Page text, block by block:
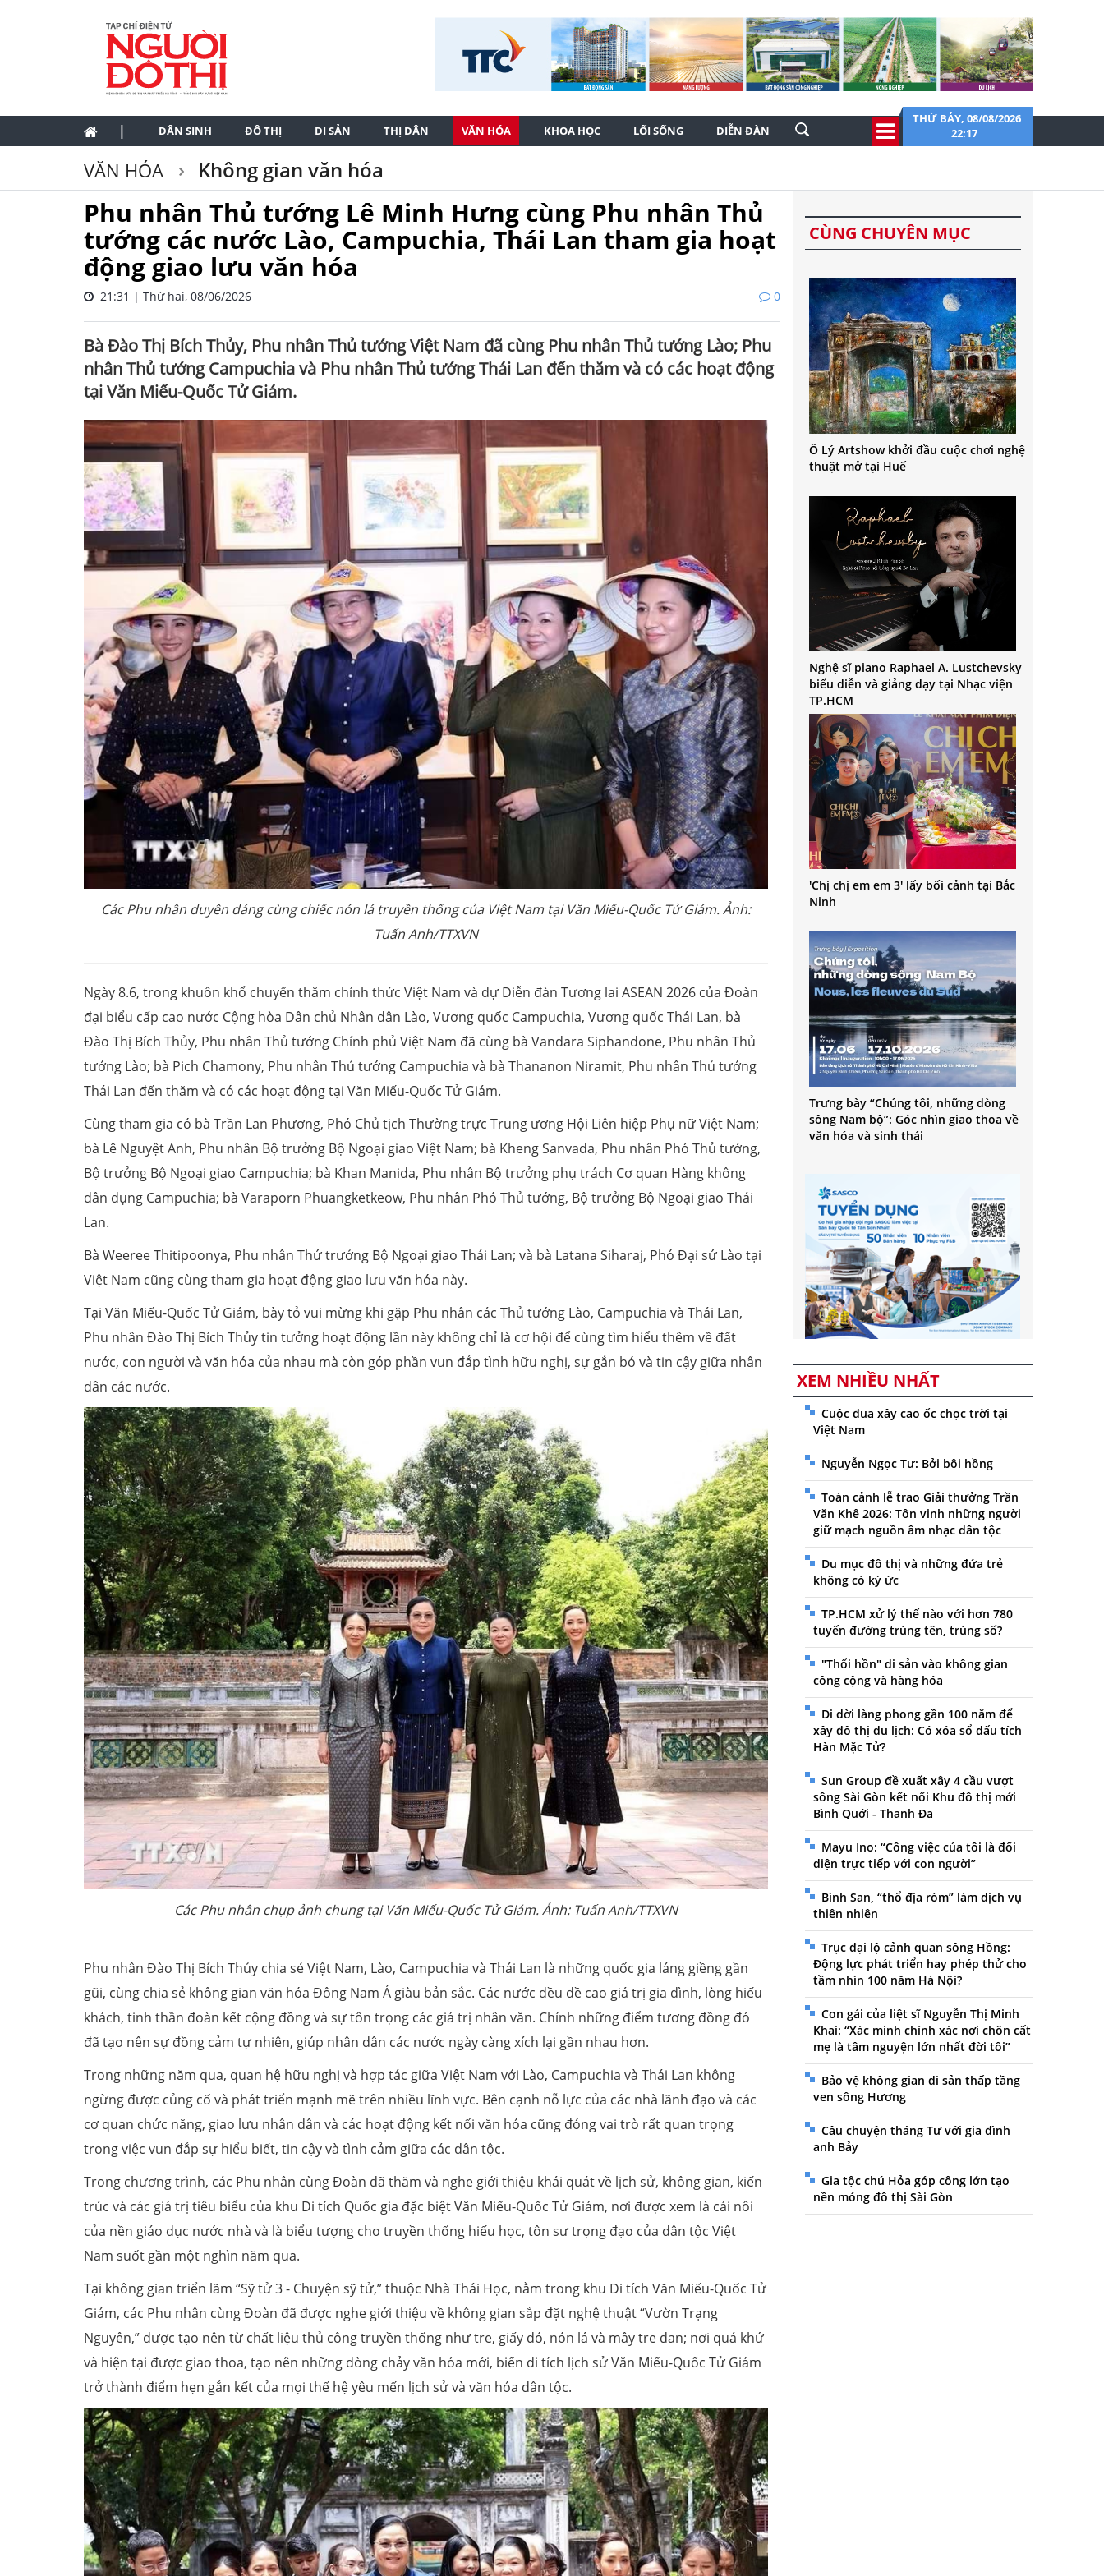
| DÂN SINH ĐÔ THỊ DI SẢN THỊ DÂN VĂN HÓA KHOA HỌC LỐI SỐNG DIỄN ĐÀN
THỨ BẢY, 08/08/2026
22:17
VĂN HÓA Không gian văn hóa
Phu nhân Thủ tướng Lê Minh Hưng cùng Phu nhân Thủ
tướng các nước Lào, Campuchia, Thái Lan tham gia hoạt
động giao lưu văn hóa
21:31 | Thứ hai, 08/06/2026 0
Bà Đào Thị Bích Thủy, Phu nhân Thủ tướng Việt Nam đã cùng Phu nhân Thủ tướng Lào; Phu
nhân Thủ tướng Campuchia và Phu nhân Thủ tướng Thái Lan đến thăm và có các hoạt động
tại Văn Miếu-Quốc Tử Giám.
Các Phu nhân duyên dáng cùng chiếc nón lá truyền thống của Việt Nam tại Văn Miếu-Quốc Tử Giám. Ảnh:
Tuấn Anh/TTXVN
Ngày 8.6, trong khuôn khổ chuyến thăm chính thức Việt Nam và dự Diễn đàn Tương lai ASEAN 2026 của Đoàn
đại biểu cấp cao nước Cộng hòa Dân chủ Nhân dân Lào, Vương quốc Campuchia, Vương quốc Thái Lan, bà
Đào Thị Bích Thủy, Phu nhân Thủ tướng Chính phủ Việt Nam đã cùng bà Vandara Siphandone, Phu nhân Thủ
tướng Lào; bà Pich Chamony, Phu nhân Thủ tướng Campuchia và bà Thananon Niramit, Phu nhân Thủ tướng
Thái Lan đến thăm và có các hoạt động tại Văn Miếu-Quốc Tử Giám.
Cùng tham gia có bà Trần Lan Phương, Phó Chủ tịch Thường trực Trung ương Hội Liên hiệp Phụ nữ Việt Nam;
bà Lê Nguyệt Anh, Phu nhân Bộ trưởng Bộ Ngoại giao Việt Nam; bà Kheng Sanvada, Phu nhân Phó Thủ tướng,
Bộ trưởng Bộ Ngoại giao Campuchia; bà Khan Manida, Phu nhân Bộ trưởng phụ trách Cơ quan Hàng không
dân dụng Campuchia; bà Varaporn Phuangketkeow, Phu nhân Phó Thủ tướng, Bộ trưởng Bộ Ngoại giao Thái
Lan.
Bà Weeree Thitipoonya, Phu nhân Thứ trưởng Bộ Ngoại giao Thái Lan; và bà Latana Siharaj, Phó Đại sứ Lào tại
Việt Nam cũng cùng tham gia hoạt động giao lưu văn hóa này.
Tại Văn Miếu-Quốc Tử Giám, bày tỏ vui mừng khi gặp Phu nhân các Thủ tướng Lào, Campuchia và Thái Lan,
Phu nhân Đào Thị Bích Thủy tin tưởng hoạt động lần này không chỉ là cơ hội để cùng tìm hiểu thêm về đất
nước, con người và văn hóa của nhau mà còn góp phần vun đắp tình hữu nghị, sự gắn bó và tin cậy giữa nhân
dân các nước.
Các Phu nhân chụp ảnh chung tại Văn Miếu-Quốc Tử Giám. Ảnh: Tuấn Anh/TTXVN
Phu nhân Đào Thị Bích Thủy chia sẻ Việt Nam, Lào, Campuchia và Thái Lan là những quốc gia láng giềng gần
gũi, cùng chia sẻ không gian văn hóa Đông Nam Á giàu bản sắc. Các nước đều đề cao giá trị gia đình, lòng hiếu
khách, tinh thần đoàn kết cộng đồng và sự tôn trọng các giá trị nhân văn. Chính những điểm tương đồng đó
đã tạo nên sự đồng cảm tự nhiên, giúp nhân dân các nước ngày càng xích lại gần nhau hơn.
Trong những năm qua, quan hệ hữu nghị và hợp tác giữa Việt Nam với Lào, Campuchia và Thái Lan không
ngừng được củng cố và phát triển mạnh mẽ trên nhiều lĩnh vực. Bên cạnh nỗ lực của các nhà lãnh đạo và các
cơ quan chức năng, giao lưu nhân dân và các hoạt động kết nối văn hóa cũng đóng vai trò rất quan trọng
trong việc vun đắp sự hiểu biết, tin cậy và tình cảm giữa các dân tộc.
Trong chương trình, các Phu nhân cùng Đoàn đã thăm và nghe giới thiệu khái quát về lịch sử, không gian, kiến
trúc và các giá trị tiêu biểu của khu Di tích Quốc gia đặc biệt Văn Miếu-Quốc Tử Giám, nơi được xem là cái nôi
của nền giáo dục nước nhà và là biểu tượng cho truyền thống hiếu học, tôn sư trọng đạo của dân tộc Việt
Nam suốt gần một nghìn năm qua.
Tại không gian triển lãm “Sỹ tử 3 - Chuyện sỹ tử,” thuộc Nhà Thái Học, nằm trong khu Di tích Văn Miếu-Quốc Tử
Giám, các Phu nhân cùng Đoàn đã được nghe giới thiệu về không gian sắp đặt nghệ thuật “Vườn Trạng
Nguyên,” được tạo nên từ chất liệu thủ công truyền thống như tre, giấy dó, nón lá và mây tre đan; nơi quá khứ
và hiện tại được giao thoa, tạo nên những dòng chảy văn hóa mới, biến di tích lịch sử Văn Miếu-Quốc Tử Giám
trở thành điểm hẹn gắn kết của mọi thế hệ yêu mến lịch sử và văn hóa dân tộc.
CÙNG CHUYÊN MỤC
Ô Lý Artshow khởi đầu cuộc chơi nghệ
thuật mở tại Huế
Nghệ sĩ piano Raphael A. Lustchevsky
biểu diễn và giảng dạy tại Nhạc viện
TP.HCM
'Chị chị em em 3' lấy bối cảnh tại Bắc
Ninh
Trưng bày “Chúng tôi, những dòng
sông Nam bộ”: Góc nhìn giao thoa về
văn hóa và sinh thái
XEM NHIỀU NHẤT
Cuộc đua xây cao ốc chọc trời tại
Việt Nam
Nguyễn Ngọc Tư: Bởi bôi hồng
Toàn cảnh lễ trao Giải thưởng Trần
Văn Khê 2026: Tôn vinh những người
giữ mạch nguồn âm nhạc dân tộc
Du mục đô thị và những đứa trẻ
không có ký ức
TP.HCM xử lý thế nào với hơn 780
tuyến đường trùng tên, trùng số?
"Thổi hồn" di sản vào không gian
công cộng và hàng hóa
Di dời làng phong gần 100 năm để
xây đô thị du lịch: Có xóa sổ dấu tích
Hàn Mặc Tử?
Sun Group đề xuất xây 4 cầu vượt
sông Sài Gòn kết nối Khu đô thị mới
Bình Quới - Thanh Đa
Mayu Ino: “Công việc của tôi là đối
diện trực tiếp với con người”
Bình San, “thổ địa ròm” làm dịch vụ
thiên nhiên
Trục đại lộ cảnh quan sông Hồng:
Động lực phát triển hay phép thử cho
tầm nhìn 100 năm Hà Nội?
Con gái của liệt sĩ Nguyễn Thị Minh
Khai: “Xác minh chính xác nơi chôn cất
mẹ là tâm nguyện lớn nhất đời tôi”
Bảo vệ không gian di sản thấp tầng
ven sông Hương
Câu chuyện tháng Tư với gia đình
anh Bảy
Gia tộc chú Hỏa góp công lớn tạo
nền móng đô thị Sài Gòn